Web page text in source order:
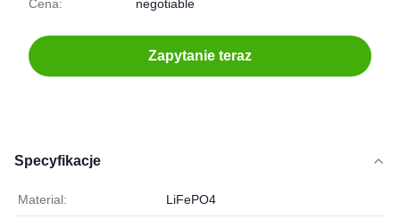
Cena: negotiable
Zapytanie teraz
Specyfikacje
Material: LiFePO4